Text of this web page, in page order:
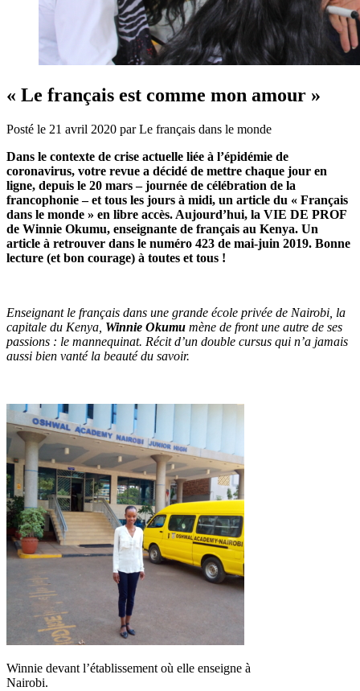
« Le français est comme mon amour »
Posté le 21 avril 2020 par Le français dans le monde
Dans le contexte de crise actuelle liée à l’épidémie de
coronavirus, votre revue a décidé de mettre chaque jour en
ligne, depuis le 20 mars – journée de célébration de la
francophonie – et tous les jours à midi, un article du « Français
dans le monde » en libre accès. Aujourd’hui, la VIE DE PROF
de Winnie Okumu, enseignante de français au Kenya. Un
article à retrouver dans le numéro 423 de mai-juin 2019. Bonne
lecture (et bon courage) à toutes et tous !
Enseignant le français dans une grande école privée de Nairobi, la
capitale du Kenya, Winnie Okumu mène de front une autre de ses
passions : le mannequinat. Récit d’un double cursus qui n’a jamais
aussi bien vanté la beauté du savoir.
Winnie devant l’établissement où elle enseigne à
Nairobi.